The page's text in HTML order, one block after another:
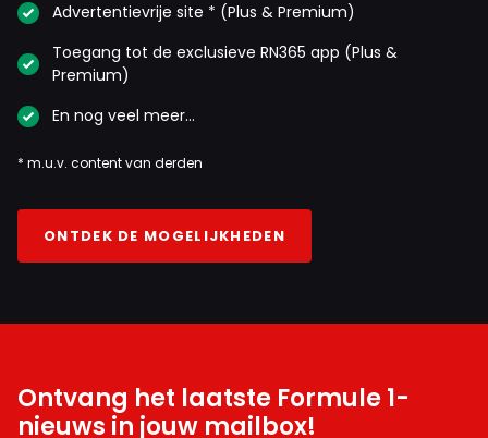
Advertentievrije site * (Plus & Premium)
Toegang tot de exclusieve RN365 app (Plus &
Premium)
En nog veel meer…
* m.u.v. content van derden
ONTDEK DE MOGELIJKHEDEN
Ontvang het laatste Formule 1-
nieuws in jouw mailbox!